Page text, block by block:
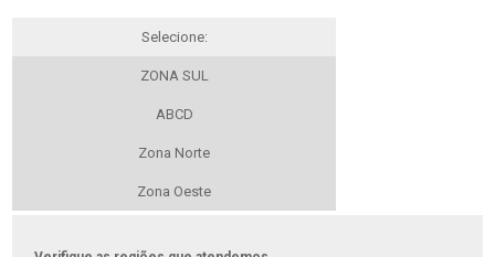
Selecione:
ZONA SUL
ABCD
Zona Norte
Zona Oeste